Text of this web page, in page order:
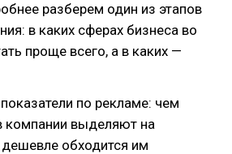
разберем один из этапов
в каких сферах бизнеса во
проще всего, а в каких —
по рекламе: чем
выделяют на
дешевле обходится им